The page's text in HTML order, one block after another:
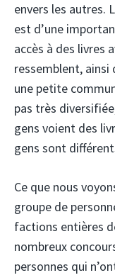
envers les autres.
est d’une
accès à des livres
ressemblent, ainsi
une petite
pas très
gens voient des
gens sont
Ce que nous
groupe de
factions entières
nombreux
personnes qui